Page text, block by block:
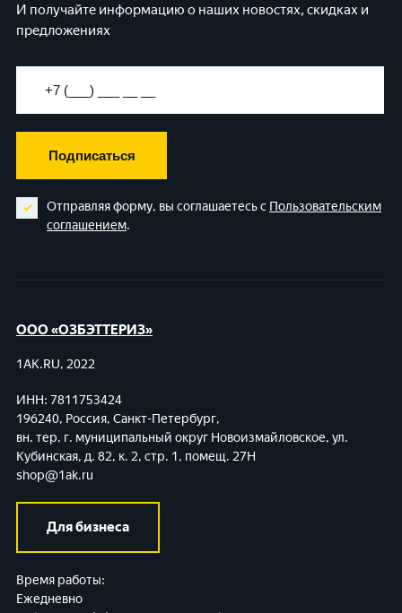
И получайте информацию о наших новостях, скидках и
предложениях
Подписаться
Отправляя форму, вы соглашаетесь с Пользовательским
соглашением.
ООО «ОЗБЭТТЕРИЗ»
1AK.RU, 2022
ИНН: 7811753424
196240, Россия, Санкт-Петербург,
вн. тер. г. муниципальный округ Новоизмайловское, ул.
Кубинская, д. 82, к. 2, стр. 1, помещ. 27Н
shop@1ak.ru
Для бизнеса
Время работы:
Ежедневно